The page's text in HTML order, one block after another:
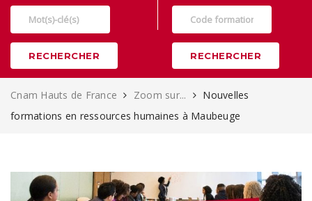
RECHERCHER RECHERCHER
Cnam Hauts de France Zoom sur...
Nouvelles
formations en ressources humaines à Maubeuge